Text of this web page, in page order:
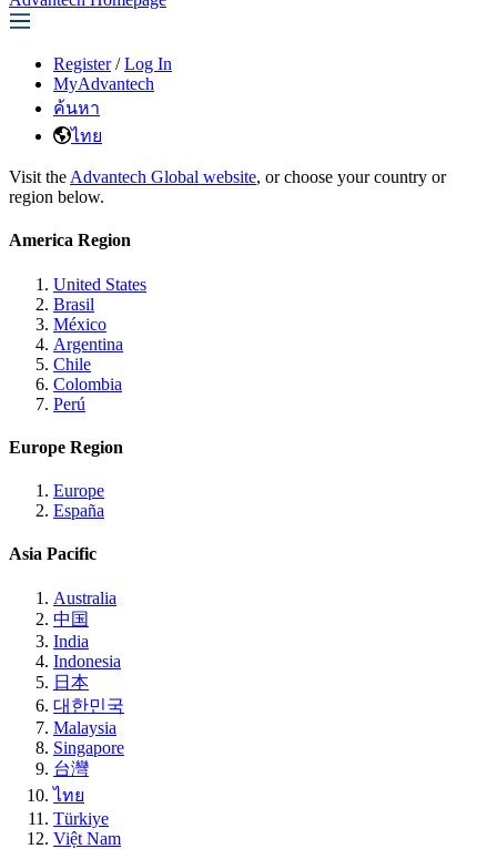
Register / Log In
MyAdvantech
ค้นหา
ไทย
Visit the Advantech Global website, or choose your country or
region below.
America Region
United States
Brasil
México
Argentina
Chile
Colombia
Perú
Europe Region
Europe
España
Asia Pacific
Australia
中国
India
Indonesia
日本
대한민국
Malaysia
Singapore
台灣
ไทย
Türkiye
Việt Nam